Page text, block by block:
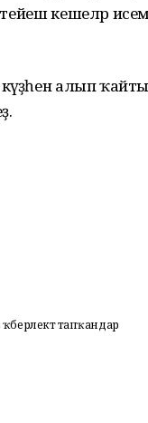
кешеләр
алып
тапҡандар